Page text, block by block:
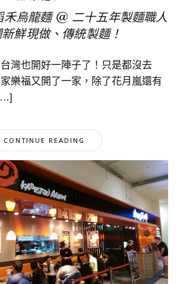
禾烏龍麵 @ 二十五年製麵職人
鮮現做、傳統製麵！
灣也開好一陣子了！只是都沒去
樂福又開了一家，除了花月嵐還有
CONTINUE READING